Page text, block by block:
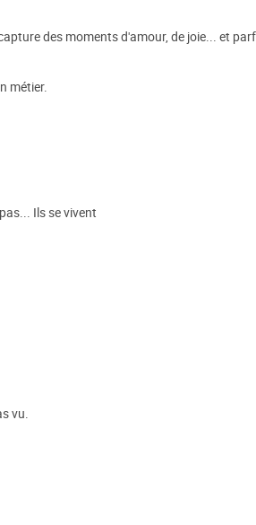
des moments d'amour, de joie... et
métier.
Ils se vivent
vu.